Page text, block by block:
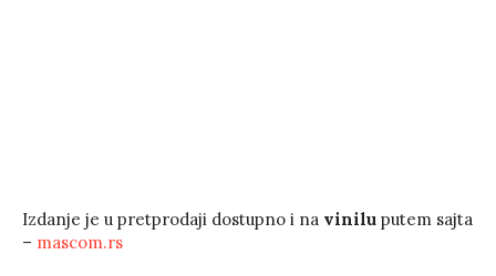
Izdanje je u pretprodaji dostupno i na vinilu putem sajta
– mascom.rs